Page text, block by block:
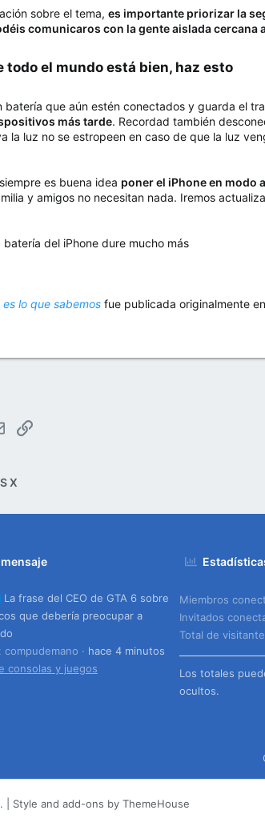
sobre el tema, es importante priorizar la
comunicaros con la gente aislada cercana
todo el mundo está bien, haz esto​
batería que aún estén conectados y guarda el
más tarde. Recordad también
la luz no se estropeen en caso de que la luz
es buena idea poner el iPhone en modo
y amigos no necesitan nada. Iremos
del iPhone dure mucho más
lo que sabemos fue publicada originalmente en
EmailEnlace
X
La frase del CEO de GTA 6 sobre
que debería preocupar a
compudemano
hace 4 minutos
consolas y juegos
Miembros
Invitados
Total de
Los totales
ocultos.
Style and add-ons by ThemeHouse